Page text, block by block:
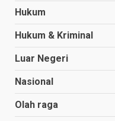
Hukum
Hukum & Kriminal
Luar Negeri
Nasional
Olah raga